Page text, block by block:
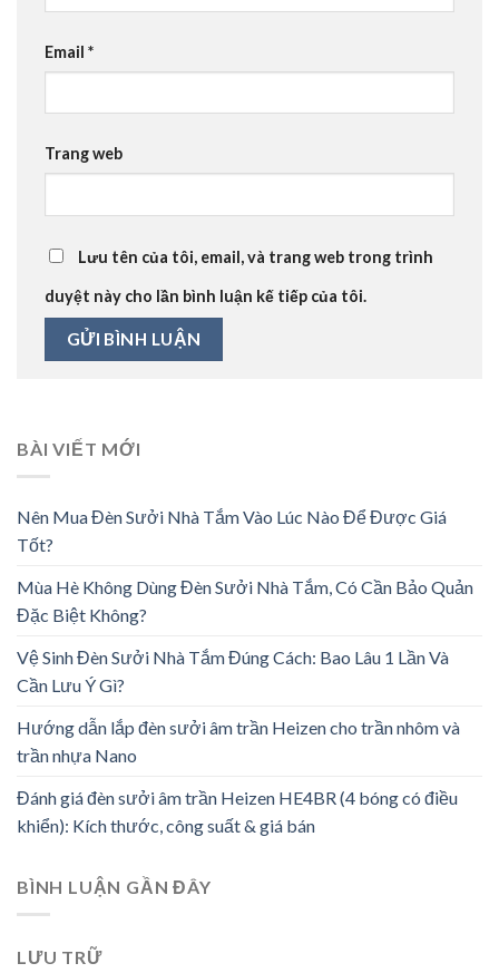
Email *
Trang web
Lưu tên của tôi, email, và trang web trong trình
duyệt này cho lần bình luận kế tiếp của tôi.
BÀI VIẾT MỚI
Nên Mua Đèn Sưởi Nhà Tắm Vào Lúc Nào Để Được Giá
Tốt?
Mùa Hè Không Dùng Đèn Sưởi Nhà Tắm, Có Cần Bảo Quản
Đặc Biệt Không?
Vệ Sinh Đèn Sưởi Nhà Tắm Đúng Cách: Bao Lâu 1 Lần Và
Cần Lưu Ý Gì?
Hướng dẫn lắp đèn sưởi âm trần Heizen cho trần nhôm và
trần nhựa Nano
Đánh giá đèn sưởi âm trần Heizen HE4BR (4 bóng có điều
khiển): Kích thước, công suất & giá bán
BÌNH LUẬN GẦN ĐÂY
LƯU TRỮ